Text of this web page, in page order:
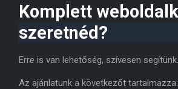
Komplett
szeretnéd?
Erre is van lehetőség, szívesen segítünk.
Az ajánlatunk a következőt tartalmazza: